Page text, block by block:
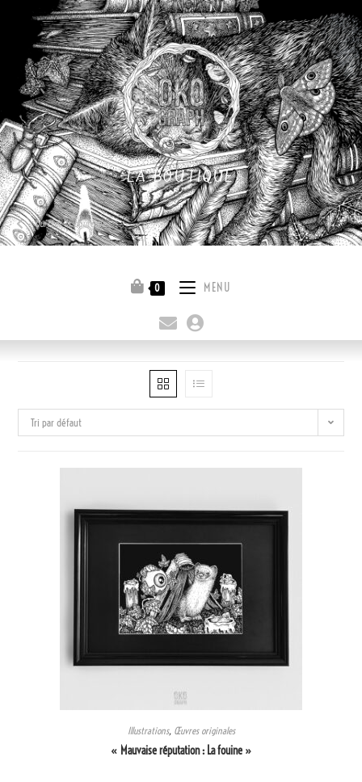
LA BOUTIQUE
Quitter la boutique
0 MENU
Tri par défaut
Illustrations, Œuvres originales
« Mauvaise réputation : La fouine »